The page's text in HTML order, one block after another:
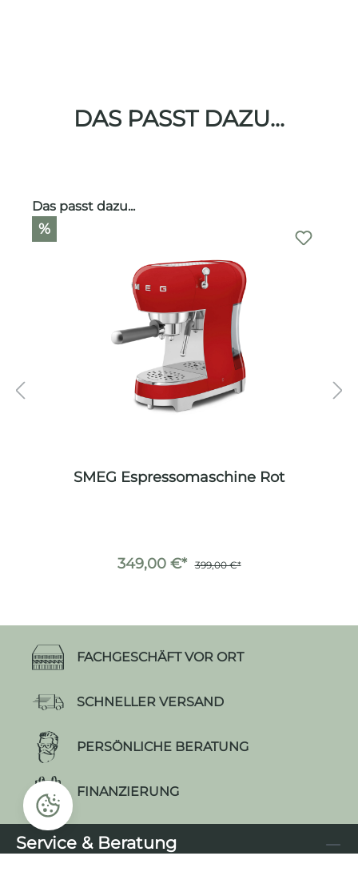
DAS PASST DAZU...
Produktgalerie überspringen
Das passt dazu...
%
SMEG Espressomaschine Rot
349,00 €* 399,00 €*
FACHGESCHÄFT VOR ORT
SCHNELLER VERSAND
PERSÖNLICHE BERATUNG
FINANZIERUNG
Service & Beratung